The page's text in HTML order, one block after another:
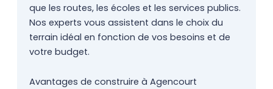
que les routes, les écoles et les services publics.
Nos experts vous assistent dans le choix du
terrain idéal en fonction de vos besoins et de
votre budget.
Avantages de construire à Agencourt